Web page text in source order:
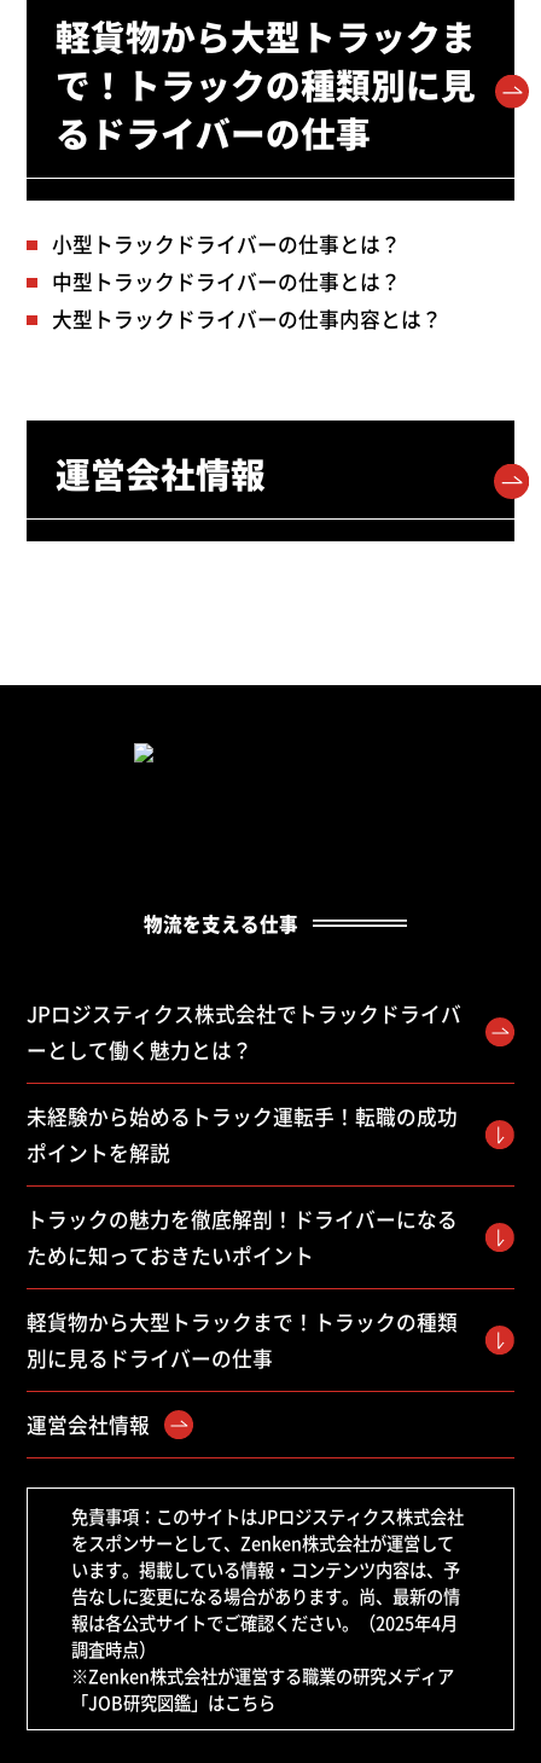
軽貨物から大型トラックま
で！トラックの種類別に見
るドライバーの仕事
小型トラックドライバーの仕事とは？
中型トラックドライバーの仕事とは？
大型トラックドライバーの仕事内容とは？
運営会社情報
物流を支える仕事
JPロジスティクス株式会社でトラックドライバ
ーとして働く魅力とは？
未経験から始めるトラック運転手！転職の成功
ポイントを解説
トラックの魅力を徹底解剖！ドライバーになる
ために知っておきたいポイント
軽貨物から大型トラックまで！トラックの種類
別に見るドライバーの仕事
運営会社情報
免責事項：このサイトはJPロジスティクス株式会社
をスポンサーとして、Zenken株式会社が運営して
います。掲載している情報・コンテンツ内容は、予
告なしに変更になる場合があります。尚、最新の情
報は各公式サイトでご確認ください。（2025年4月
調査時点）
※Zenken株式会社が運営する職業の研究メディア
「JOB研究図鑑」はこちら